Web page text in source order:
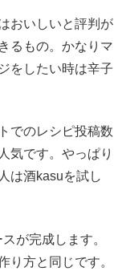
おいしいと評判が
るもの。かなりマ
をしたい時は辛子
でのレシピ投稿数
気です。やっぱり
は酒kasuを試し
が完成します。
り方と同じです。